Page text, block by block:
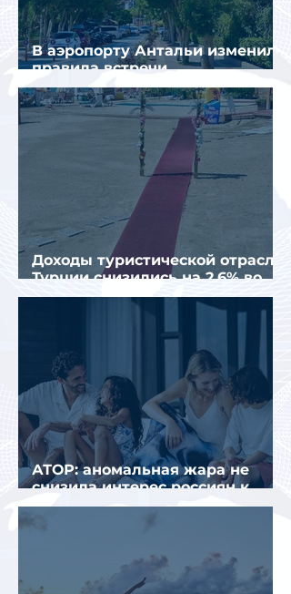
В аэропорту Антальи изменили
правила встречи
организованных туристов
Доходы туристической отрасли
Турции снизились на 2,6% во
втором квартале 2026 года
АТОР: аномальная жара не
снизила интерес россиян к
летнему отдыху в Европе